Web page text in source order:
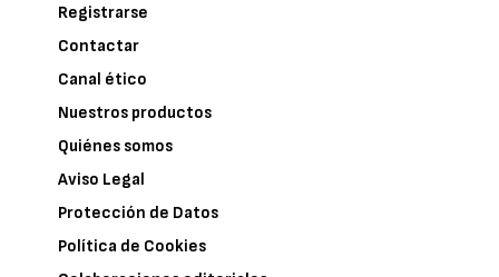
Registrarse
Contactar
Canal ético
Nuestros productos
Quiénes somos
Aviso Legal
Protección de Datos
Política de Cookies